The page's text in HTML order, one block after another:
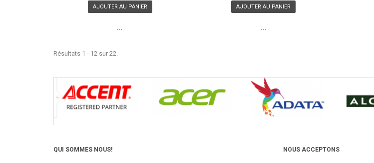
AJOUTER AU PANIER
```
AJOUTER AU PANIER
```
Résultats 1 - 12 sur 22.
QUI SOMMES NOUS! NOUS ACCEPTONS